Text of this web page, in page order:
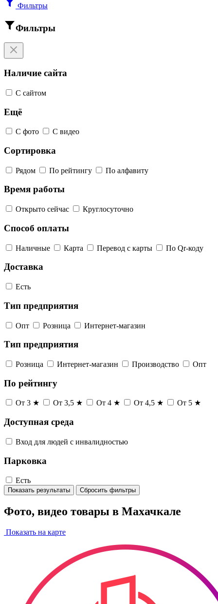
Фильтры
Фильтры
Наличие сайта
С сайтом
Ещё
С фото С видео
Сортировка
Рядом По рейтингу По алфавиту
Время работы
Открыто сейчас Круглосуточно
Способ оплаты
Наличные Карта Перевод с карты По Qr-коду
Доставка
Есть
Тип предприятия
Опт Розница Интернет-магазин
Тип предприятия
Розница Интернет-магазин Производство Опт
По рейтингу
От 3 ★ От 3,5 ★ От 4 ★ От 4,5 ★ От 5 ★
Доступная среда
Вход для людей с инвалидностью
Парковка
Есть
Показать результаты Сбросить фильтры
Фото, видео товары в Махачкале
Показать на карте